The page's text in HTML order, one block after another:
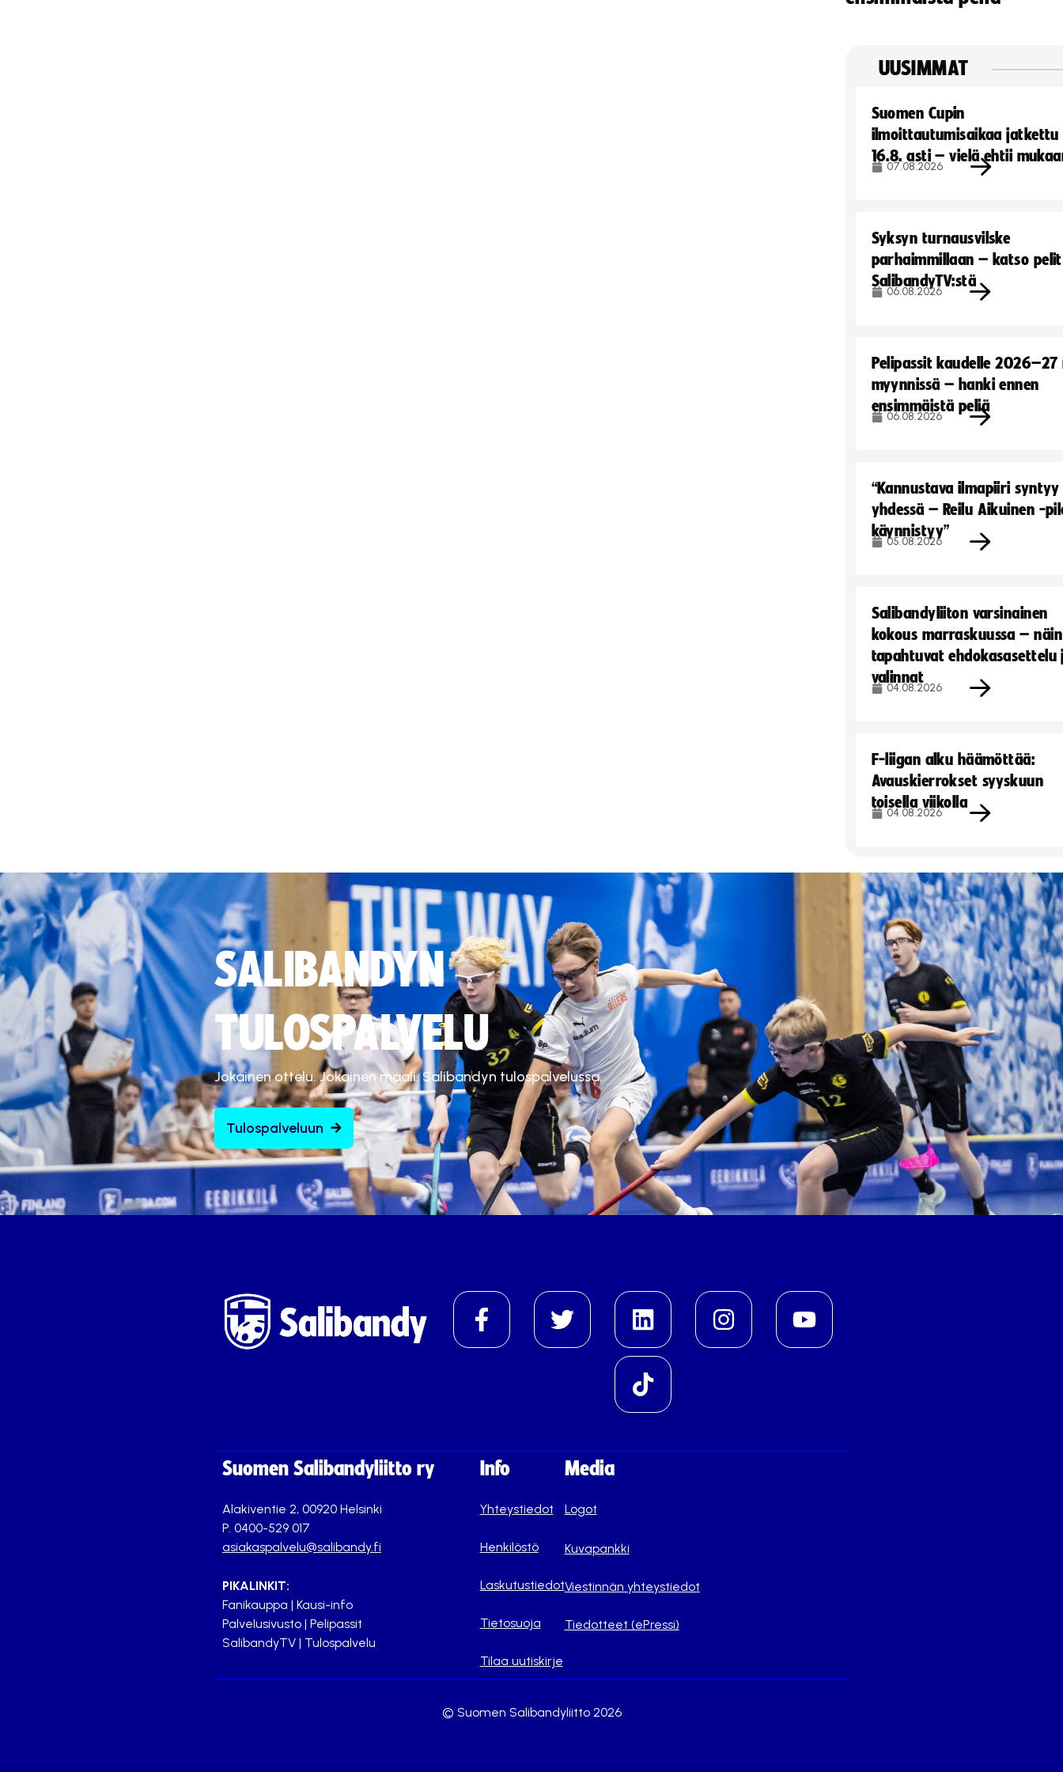
UUSIMMAT
Suomen Cupin
ilmoittautumisaikaa jatkettu
16.8. asti – vielä ehtii
07.08.2026
Syksyn turnausvilske
parhaimmillaan – katso pelit
SalibandyTV:stä
06.08.2026
Pelipassit kaudelle
myynnissä – hanki ennen
ensimmäistä peliä
06.08.2026
“Kannustava ilmapiiri syntyy
yhdessä – Reilu Aikuinen -
käynnistyy”
05.08.2026
Salibandyliiton varsinainen
kokous marraskuussa – näin
tapahtuvat ehdokasasettelu
valinnat
04.08.2026
F-liigan alku häämöttää:
Avauskierrokset syyskuun
toisella viikolla
04.08.2026
SALIBANDYN
TULOSPALVELU
Jokainen ottelu. Jokainen maali. Salibandyn tulospalvelussa.
Tulospalveluun
Suomen Salibandyliitto ry
Alakiventie 2, 00920 Helsinki
P. 0400-529 017
asiakaspalvelu@salibandy.fi
PIKALINKIT:
Fanikauppa | Kausi-info
Palvelusivusto | Pelipassit
SalibandyTV | Tulospalvelu
Info
Yhteystiedot
Henkilöstö
Laskutustiedot
Tietosuoja
Tilaa uutiskirje
Media
Logot
Kuvapankki
Viestinnän yhteystiedot
Tiedotteet (ePressi)
© Suomen Salibandyliitto 2026